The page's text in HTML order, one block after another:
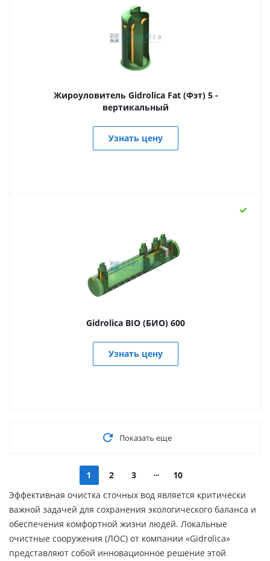
Жироуловитель Gidrolica Fat (Фэт) 5 -
вертикальный
Узнать цену
Gidrolica BIO (БИО) 600
Узнать цену
Показать еще
1 2 3
10
Эффективная очистка сточных вод является критически
важной задачей для сохранения экологического баланса и
обеспечения комфортной жизни людей. Локальные
очистные сооружения (ЛОС) от компании «Gidrolica»
представляют собой инновационное решение этой